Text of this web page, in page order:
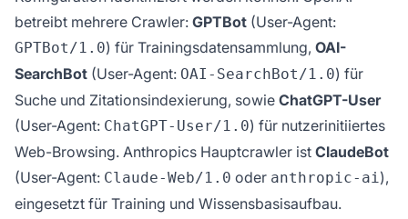
betreibt mehrere Crawler: GPTBot (User-Agent:
GPTBot/1.0) für Trainingsdatensammlung, OAI-
SearchBot (User-Agent: OAI-SearchBot/1.0) für
Suche und Zitationsindexierung, sowie ChatGPT-User
(User-Agent: ChatGPT-User/1.0) für nutzerinitiiertes
Web-Browsing. Anthropics Hauptcrawler ist ClaudeBot
(User-Agent: Claude-Web/1.0 oder anthropic-ai),
eingesetzt für Training und Wissensbasisaufbau.